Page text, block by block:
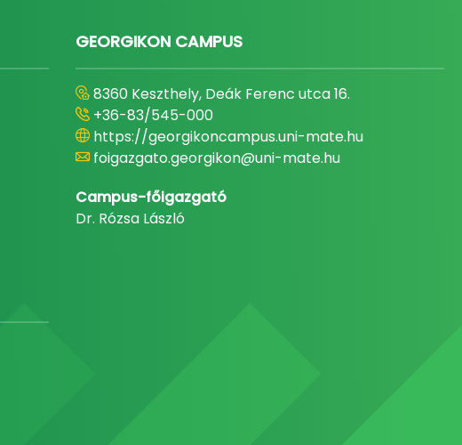
GEORGIKON CAMPUS
8360 Keszthely, Deák Ferenc utca 16.
+36-83/545-000
https://georgikoncampus.uni-mate.hu
foigazgato.georgikon@uni-mate.hu
Campus-főigazgató
Dr. Rózsa László